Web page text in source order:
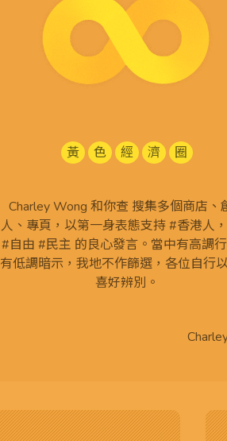
黃 色 經 濟 圈
Charley Wong 和你查 搜集多個商店、
人、專頁，以第一身表態支持 #香港人
#自由 #民主 的良心發言。當中有高調行
有低調暗示，我地不作篩選，各位自行
喜好辨別。